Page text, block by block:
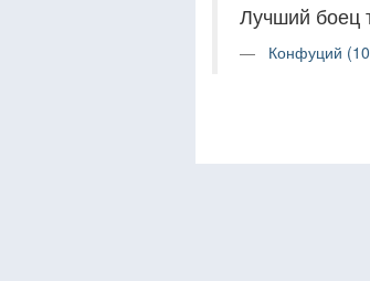
Лучший боец
Конфуций